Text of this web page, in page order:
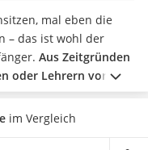
mal eben die
– das ist wohl der
Aus Zeitgründen
oder Lehrern vor Ort
Ein Online-
Tests im Internet
im Vergleich